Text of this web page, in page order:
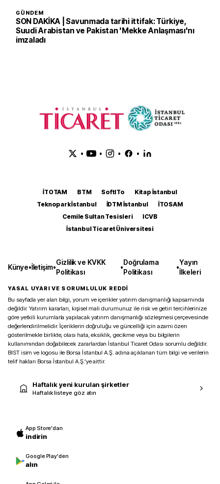
GÜNDEM
SON DAKİKA | Savunmada tarihi ittifak: Türkiye,
Suudi Arabistan ve Pakistan 'Mekke Anlaşması'nı
imzaladı
• • • •
İTOTAM BTM SoftITo
Kitap İstanbul
Teknopark İstanbul
İDTM İstanbul
İTOSAM
Cemile Sultan Tesisleri
ICVB
İstanbul Ticaret Üniversitesi
Künye•İletişim•
Gizlilik ve KVKK
Politikası
•
Doğrulama
Politikası
•
Yayın
İlkeleri
YASAL UYARI VE SORUMLULUK REDDİ
Bu sayfada yer alan bilgi, yorum ve içerikler yatırım danışmanlığı kapsamında
değildir. Yatırım kararları, kişisel mali durumunuz ile risk ve getiri tercihlerinize
göre yetkili kurumlarla yapılacak yatırım danışmanlığı sözleşmesi çerçevesinde
değerlendirilmelidir. İçeriklerin doğruluğu ve güncelliği için azami özen
gösterilmekle birlikte, olası hata, eksiklik, gecikme veya bu bilgilerin
kullanımından doğabilecek zararlardan İstanbul Ticaret Odası sorumlu değildir.
BIST isim ve logosu ile Borsa İstanbul A.Ş. adına açıklanan tüm bilgi ve verilerin
telif hakları Borsa İstanbul A.Ş.’ye aittir.
Haftalık yeni kurulan şirketler
Haftalık listeye göz atın
App Store'dan
indirin
Google Play'den
alın